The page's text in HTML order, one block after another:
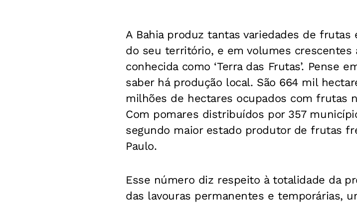
A Bahia produz tantas variedades de
do seu território, e em volumes crescentes
conhecida como ‘Terra das Frutas’. Pense
saber há produção local. São 664 mil
milhões de hectares ocupados com frutas
Com pomares distribuídos por 357
segundo maior estado produtor de frutas
Paulo.
Esse número diz respeito à totalidade da
das lavouras permanentes e temporárias,